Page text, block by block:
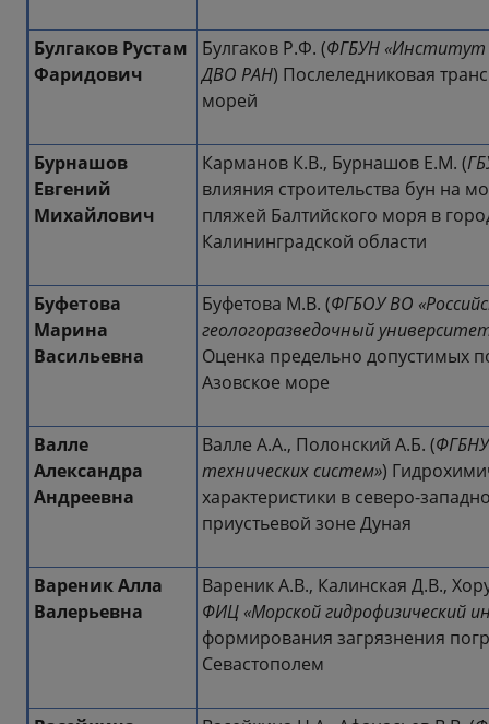
Булгаков Рустам
Фаридович
Булгаков Р.Ф. (ФГБУН «Институт
ДВО РАН) Послеледниковая
морей
Бурнашов
Евгений
Михайлович
Карманов К.В., Бурнашов Е.М. (
влияния строительства бун на
пляжей Балтийского моря в
Калининградской области
Буфетова
Марина
Васильевна
Буфетова М.В. (ФГБОУ ВО
геологоразведочный
Оценка предельно допустимых
Азовское море
Валле
Александра
Андреевна
Валле А.А., Полонский А.Б. (
технических систем»)
характеристики в северо-
приустьевой зоне Дуная
Вареник Алла
Валерьевна
Вареник А.В., Калинская Д.В.,
ФИЦ «Морской гидрофизический
формирования загрязнения
Севастополем